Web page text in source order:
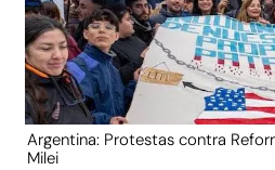
Argentina: Protestas contra
Milei